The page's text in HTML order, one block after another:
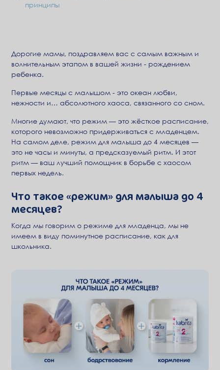
принципы
Дорогие мамы, поздравляем вас с самым важным и
волнительным этапом в вашей жизни - рождением
ребенка.
Первые месяцы с малышом - это океан любви,
нежности и… абсолютного хаоса, связанного со сном.
Многие думают, что режим — это жёсткое расписание,
которого невозможно придерживаться с младенцем.
На самом деле, режим для малыша до 4 месяцев —
это не часы и минуты, а предсказуемый ритм. И этот
ритм — ваш лучший помощник в борьбе с хаосом
первых недель.
Что такое «режим» для малыша до 4
месяцев?
Когда мы говорим о режиме для младенца, мы не
имеем в виду поминутное расписание, как для
школьника.